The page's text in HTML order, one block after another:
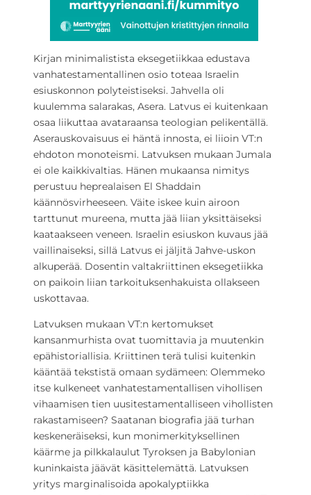
Kirjan minimalistista eksegetiikkaa edustava
vanhatestamentallinen osio toteaa Israelin
esiuskonnon polyteistiseksi. Jahvella oli
kuulemma salarakas, Asera. Latvus ei kuitenkaan
osaa liikuttaa avataraansa teologian pelikentällä.
Aserauskovaisuus ei häntä innosta, ei liioin VT:n
ehdoton monoteismi. Latvuksen mukaan Jumala
ei ole kaikkivaltias. Hänen mukaansa nimitys
perustuu heprealaisen El Shaddain
käännösvirheeseen. Väite iskee kuin airoon
tarttunut mureena, mutta jää liian yksittäiseksi
kaataakseen veneen. Israelin esiuskon kuvaus jää
vaillinaiseksi, sillä Latvus ei jäljitä Jahve-uskon
alkuperää. Dosentin valtakriittinen eksegetiikka
on paikoin liian tarkoituksenhakuista ollakseen
uskottavaa.
Latvuksen mukaan VT:n kertomukset
kansanmurhista ovat tuomittavia ja muutenkin
epähistoriallisia. Kriittinen terä tulisi kuitenkin
kääntää tekstistä omaan sydämeen: Olemmeko
itse kulkeneet vanhatestamentallisen vihollisen
vihaamisen tien uusitestamentalliseen vihollisten
rakastamiseen? Saatanan biografia jää turhan
keskeneräiseksi, kun monimerkityksellinen
käärme ja pilkkalaulut Tyroksen ja Babylonian
kuninkaista jäävät käsittelemättä. Latvuksen
yritys marginalisoida apokalyptiikka